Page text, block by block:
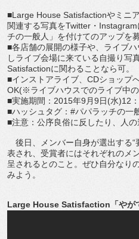
■Large House Satisfactionやミニ
関連する写真をTwitter・
チの一般人」を付けてのアップを募
■各店舗の展開の様子や、ライブ
しライブ会場に来ている自撮り写
Satisfactionに関わることなら可。
■インストアライブ、CDショップ
OK(※ライブハウスでのライブ中の
■実施期間：2015年9月9日(水)12
■ハッシュタグ：#パパラッチの一
■注意：公序良俗に反したり、人の
後日、メンバー自身が選出する“
表され、受賞者にはそれぞれのメ
呈されるとのこと。ぜひ自分なり
みよう。
Large House Satisfaction「やが